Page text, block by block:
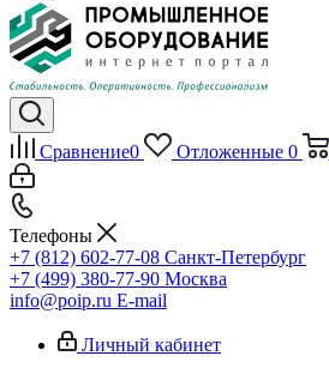
Сравнение0 Отложенные 0
Телефоны
+7 (812) 602-77-08 Санкт-Петербург
+7 (499) 380-77-90 Москва
info@poip.ru E-mail
Личный кабинет